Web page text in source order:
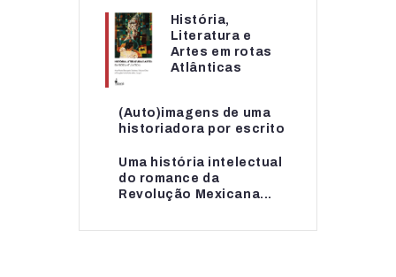
História,
Literatura e
Artes em rotas
Atlânticas
(Auto)imagens de uma
historiadora por escrito
Uma história intelectual
do romance da
Revolução Mexicana...
História,
Literatura e
Artes em rotas...
(Auto)imagens de uma
historiadora por escrito
Uma história intelectual
do romance da...